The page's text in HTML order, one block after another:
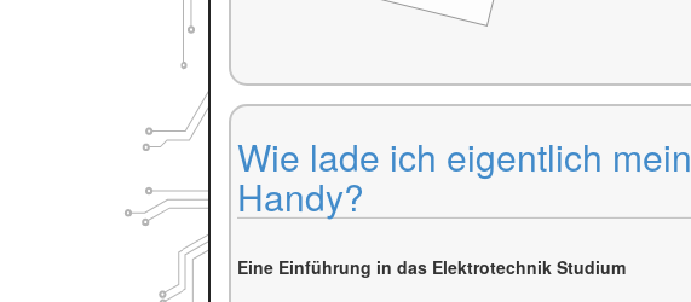
Wie lade ich eigentlich mein
Handy?
Eine Einführung in das Elektrotechnik Studium